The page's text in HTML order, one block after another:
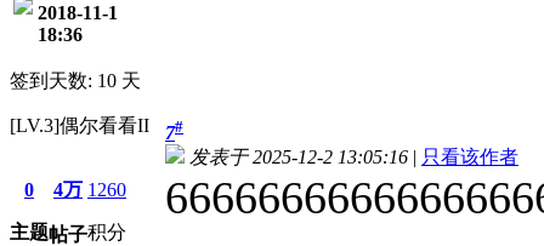
2018-11-1
18:36
签到天数: 10 天
[LV.3]偶尔看看II
0
主题
4万
帖子
1260
积分
7#
发表于 2025-12-2 13:05:16 | 只看该作者